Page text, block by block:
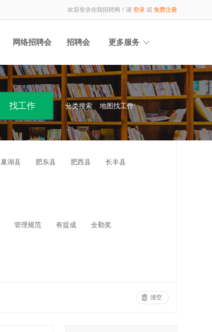
欢迎登录你我招聘网！请 登录 或 免费注册
网络招聘会 招聘会 更多服务
分类搜索 地图找工作
巢湖县 肥东县 肥西县 长丰县
管理规范 有提成 全勤奖
清空